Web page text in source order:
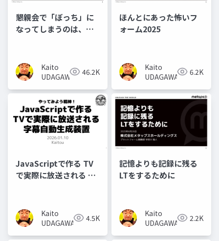
懇親会で「ぼっち」に
なってしまうのは、あ
議
Kaito
UDAGAWA
46.2K
ほんとにあった怖いフ
ォーム2025
Kaito
UDAGAWA
6.2K
JavaScriptで作る TV
で実際に放送される 字
Kaito
UDAGAWA
4.5K
記憶よりも記録に残る
LTをするために
Kaito
UDAGAWA
2.2K